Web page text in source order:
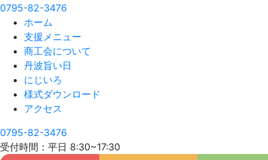
0795-82-3476
ホーム
支援メニュー
商工会について
丹波旨い日
にじいろ
様式ダウンロード
アクセス
0795-82-3476
受付時間：平日 8:30~17:30